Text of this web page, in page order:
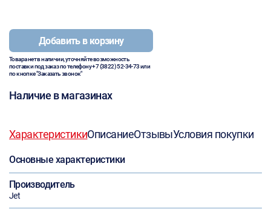
Добавить в корзину
Товара нет в наличии, уточняйте возможность
поставки под заказ по телефону+7 (3822) 52-34-73или
по кнопке "Заказать звонок"
Наличие в магазинах
ХарактеристикиОписаниеОтзывыУсловия покупки
Основные характеристики
Производитель
Jet